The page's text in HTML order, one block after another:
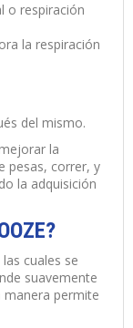
o respiración
la respiración
del mismo.
la
pesas, correr, y
la adquisición
cuales se
suavemente
manera permite